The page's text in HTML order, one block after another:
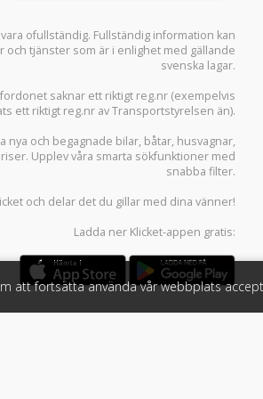
ofullständig. Fullständig information kan
tjänster som är i enlighet med gällande
svenska lagar.
saknar ett riktigt reg.nr (exempelvis
ett riktigt reg.nr av Transportstyrelsen än).
nya och begagnade bilar, båtar, husvagnar,
Upplev våra smarta sökfunktioner med
snabba filter.
och delar det du gillar med dina vänner!
Ladda ner Klicket-appen gratis:
att fortsätta använda vår webbplats